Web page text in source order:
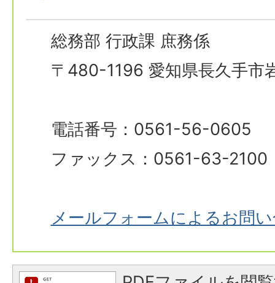
総務部 行政課 庶務係
〒480-1196 愛知県長久手市
電話番号：0561-56-0605
ファックス：0561-63-2100
メールフォームによるお問